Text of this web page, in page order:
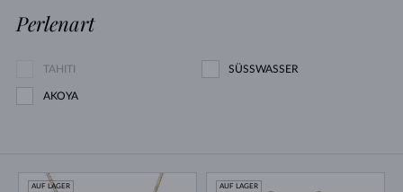
Perlenart
TAHITI SÜSSWASSER
AKOYA
AUF LAGER AUF LAGER